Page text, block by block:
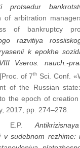
protsedur
of arbitration
of bankruptcy
razvitiya
k epokhe
Vseros. nauch.-
[Proc. of 7th Sci. Conf.
of the Russian
the epoch of creation
2017, pp. 274–278.
E.P.
v sudebnom rezhime: